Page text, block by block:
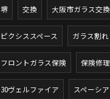
堺 交換 大阪市ガラス交換
ピクシススペース ガラス割れ
フロントガラス保険 保険修理
30ヴェルファイア スペーシア